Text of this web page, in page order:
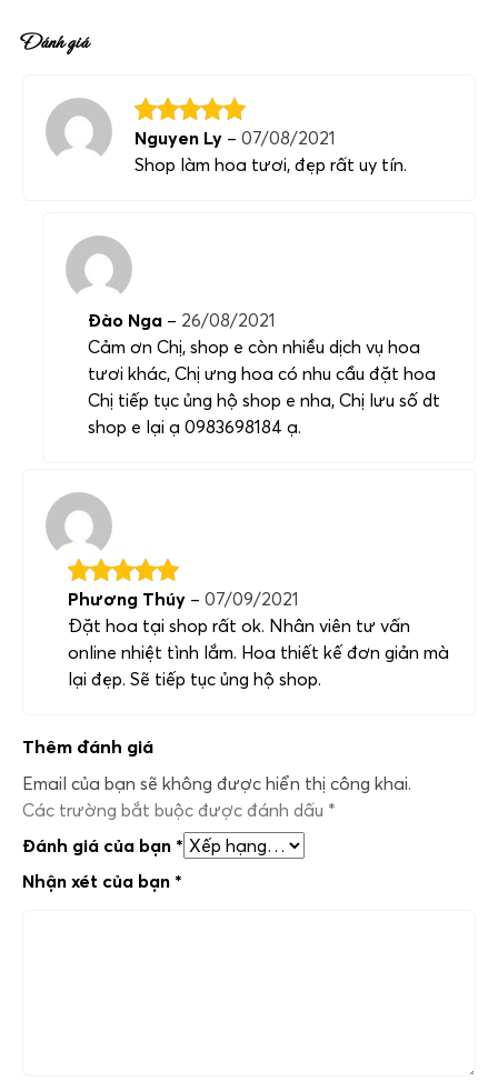
Đánh giá
Nguyen Ly – 07/08/2021
Shop làm hoa tươi, đẹp rất uy tín.
Đào Nga – 26/08/2021
Cảm ơn Chị, shop e còn nhiều dịch vụ hoa
tươi khác, Chị ưng hoa có nhu cầu đặt hoa
Chị tiếp tục ủng hộ shop e nha, Chị lưu số dt
shop e lại ạ 0983698184 ạ.
Phương Thúy – 07/09/2021
Đặt hoa tại shop rất ok. Nhân viên tư vấn
online nhiệt tình lắm. Hoa thiết kế đơn giản mà
lại đẹp. Sẽ tiếp tục ủng hộ shop.
Thêm đánh giá
Email của bạn sẽ không được hiển thị công khai.
Các trường bắt buộc được đánh dấu *
Đánh giá của bạn *
Nhận xét của bạn *